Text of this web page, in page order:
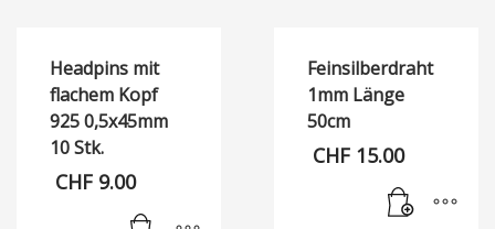
Headpins mit
flachem Kopf
925 0,5x45mm
10 Stk.
CHF 9.00
Feinsilberdraht
1mm Länge
50cm
CHF15.00